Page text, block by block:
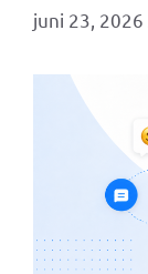
juni 23, 2026